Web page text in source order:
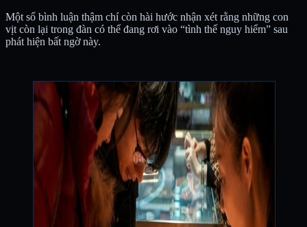
Một số bình luận thậm chí còn hài hước nhận xét rằng những con
vịt còn lại trong đàn có thể đang rơi vào “tình thế nguy hiểm” sau
phát hiện bất ngờ này.